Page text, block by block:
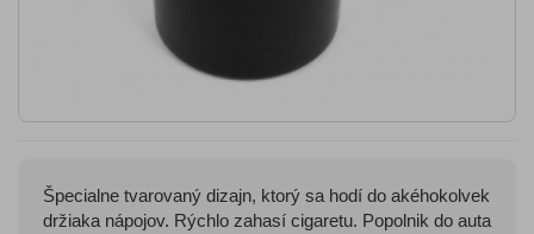
Špecialne tvarovaný dizajn, ktorý sa hodí do akéhokolvek
držiaka nápojov. Rýchlo zahasí cigaretu. Popolnik do auta